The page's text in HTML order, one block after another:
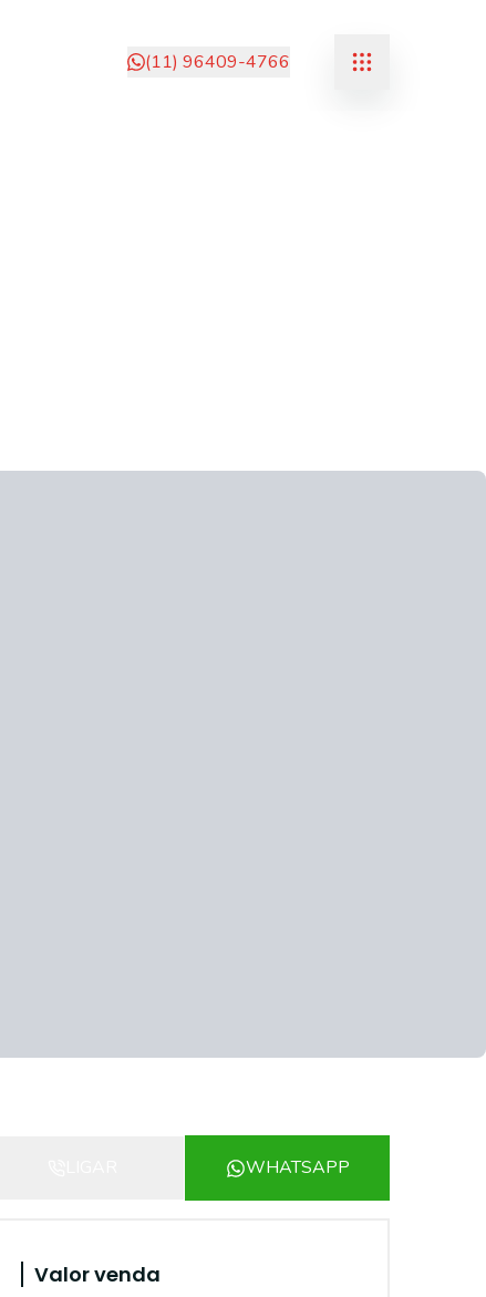
(11) 96409-4766
WHATSAPP
Valor venda